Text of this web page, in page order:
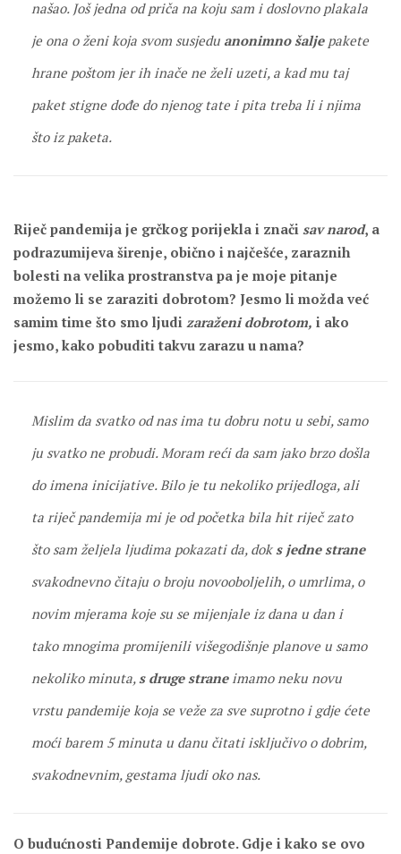
našao. Još jedna od priča na koju sam i doslovno plakala
je ona o ženi koja svom susjedu anonimno šaljepakete
hrane poštom jer ih inače ne želi uzeti, a kad mu taj
paket stigne dođe do njenog tate i pita treba li i njima
što iz paketa.
Riječ pandemija je grčkog porijekla i znači sav narod, a
podrazumijeva širenje, obično i najčešće, zaraznih
bolesti na velika prostranstva pa je moje pitanje
možemo li se zaraziti dobrotom? Jesmo li možda već
samim time što smo ljudi zaraženi dobrotom, i ako
jesmo, kako pobuditi takvu zarazu u nama?
Mislim da svatko od nas ima tu dobru notu u sebi, samo
ju svatko ne probudi. Moram reći da sam jako brzo došla
do imena inicijative. Bilo je tu nekoliko prijedloga, ali
ta riječ pandemija mi je od početka bila hit riječ zato
što sam željela ljudima pokazati da, doks jedne strane
svakodnevno čitaju o broju novooboljelih, o umrlima, o
novim mjerama koje su se mijenjale iz dana u dan i
tako mnogima promijenili višegodišnje planove u samo
nekoliko minuta,s druge straneimamo neku novu
vrstu pandemije koja se veže za sve suprotno i gdje ćete
moći barem 5 minuta u danu čitati isključivo o dobrim,
svakodnevnim, gestama ljudi oko nas.
O budućnosti Pandemije dobrote. Gdje i kako se ovo